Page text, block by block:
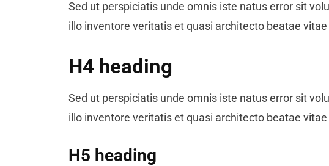
Sed ut perspiciatis unde omnis iste natus error sit
illo inventore veritatis et quasi architecto beatae
H4 heading
Sed ut perspiciatis unde omnis iste natus error sit
illo inventore veritatis et quasi architecto beatae
H5 heading